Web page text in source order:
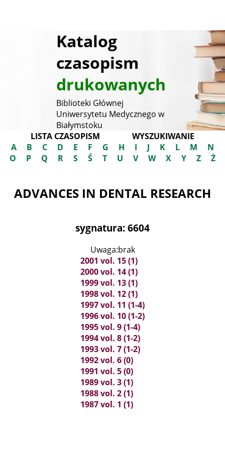
Katalog
czasopism
drukowanych
Biblioteki Głównej
Uniwersytetu Medycznego w
Białymstoku
LISTA CZASOPISM
WYSZUKIWANIE
A
B C D E F G H I J K L M
N
O
P Q R S Ś T U V W X Y Z Ż
ADVANCES IN DENTAL RESEARCH
sygnatura: 6604
Uwaga:brak
2001 vol. 15 (1)
2000 vol. 14 (1)
1999 vol. 13 (1)
1998 vol. 12 (1)
1997 vol. 11 (1-4)
1996 vol. 10 (1-2)
1995 vol. 9 (1-4)
1994 vol. 8 (1-2)
1993 vol. 7 (1-2)
1992 vol. 6 (0)
1991 vol. 5 (0)
1989 vol. 3 (1)
1988 vol. 2 (1)
1987 vol. 1 (1)